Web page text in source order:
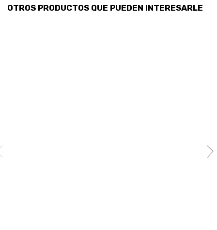
OTROS PRODUCTOS QUE PUEDEN INTERESARLE